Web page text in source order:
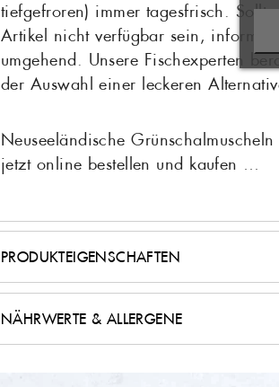
tiefgefroren) immer tagesfrisch.
Artikel nicht verfügbar sein,
umgehend. Unsere Fischexperten
der Auswahl einer leckeren
Neuseeländische
jetzt online bestellen und kaufen …
PRODUKTEIGENSCHAFTEN
Lateinischer Name
NÄHRWERTE & ALLERGENE